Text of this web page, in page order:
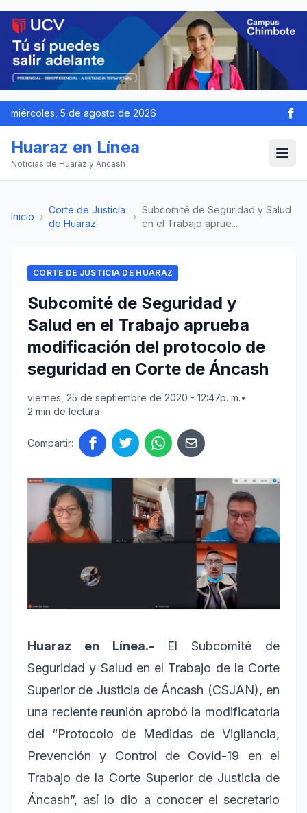
miércoles, 5 de agosto de 2026
Huaraz en Línea
Noticias de Huaraz y Áncash
Inicio ›
Corte de Justicia
de Huaraz
›
Subcomité de Seguridad y Salud
en el Trabajo aprue...
CORTE DE JUSTICIA DE HUARAZ
Subcomité de Seguridad y
Salud en el Trabajo aprueba
modificación del protocolo de
seguridad en Corte de Áncash
viernes, 25 de septiembre de 2020 - 12:47p. m.•
2 min de lectura
Compartir:
Huaraz en Línea.- El Subcomité de
Seguridad y Salud en el Trabajo de la Corte
Superior de Justicia de Áncash (CSJAN), en
una reciente reunión aprobó la modificatoria
del “Protocolo de Medidas de Vigilancia,
Prevención y Control de Covid-19 en el
Trabajo de la Corte Superior de Justicia de
Áncash”, así lo dio a conocer el secretario